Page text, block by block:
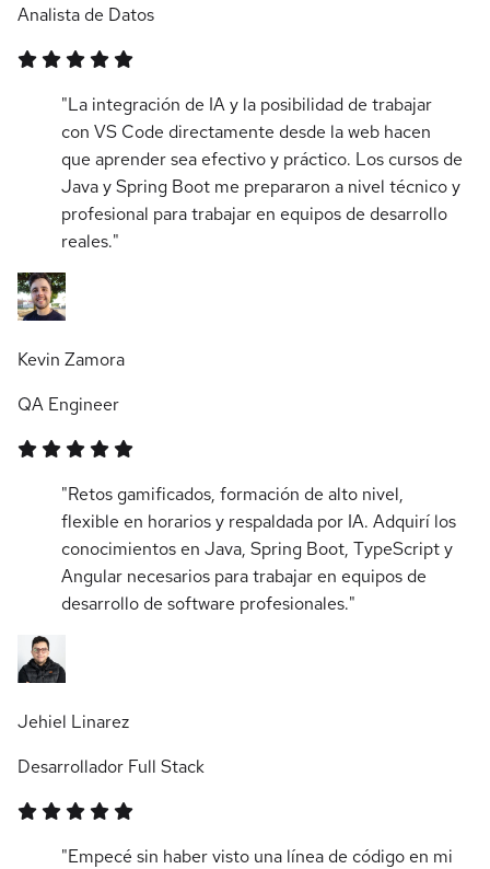
Analista de Datos
"La integración de IA y la posibilidad de trabajar
con VS Code directamente desde la web hacen
que aprender sea efectivo y práctico. Los cursos de
Java y Spring Boot me prepararon a nivel técnico y
profesional para trabajar en equipos de desarrollo
reales."
Kevin Zamora
QA Engineer
"Retos gamificados, formación de alto nivel,
flexible en horarios y respaldada por IA. Adquirí los
conocimientos en Java, Spring Boot, TypeScript y
Angular necesarios para trabajar en equipos de
desarrollo de software profesionales."
Jehiel Linarez
Desarrollador Full Stack
"Empecé sin haber visto una línea de código en mi